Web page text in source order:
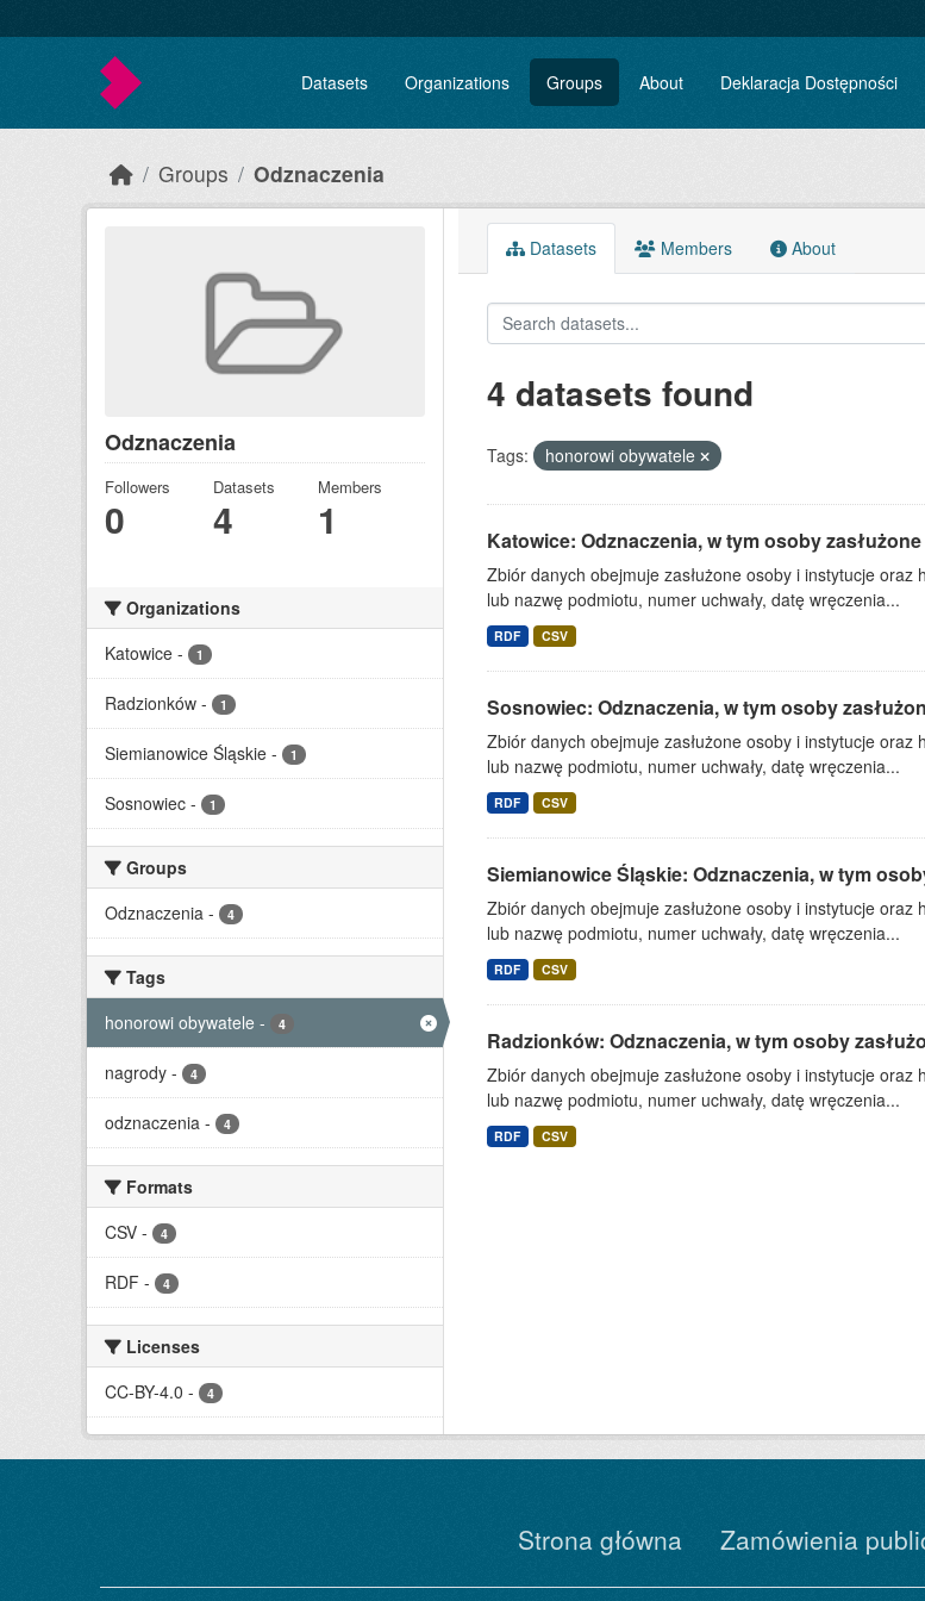
Datasets Organizations Groups About Deklaracja Dostępności
Groups Odznaczenia
Odznaczenia
Followers
0
Datasets
4
Members
1
Organizations
Katowice - 1
Radzionków - 1
Siemianowice Śląskie - 1
Sosnowiec - 1
Groups
Odznaczenia - 4
Tags
honorowi obywatele - 4
nagrody - 4
odznaczenia - 4
Formats
CSV - 4
RDF - 4
Licenses
CC-BY-4.0 - 4
Datasets Members About
4 datasets found
Tags: honorowi obywatele
Katowice: Odznaczenia, w tym osoby
Zbiór danych obejmuje zasłużone osoby i instytucje
lub nazwę podmiotu, numer uchwały, datę wręczenia...
RDF CSV
Sosnowiec: Odznaczenia, w tym osoby
Zbiór danych obejmuje zasłużone osoby i instytucje
lub nazwę podmiotu, numer uchwały, datę wręczenia...
RDF CSV
Siemianowice Śląskie: Odznaczenia, w tym
Zbiór danych obejmuje zasłużone osoby i instytucje
lub nazwę podmiotu, numer uchwały, datę wręczenia...
RDF CSV
Radzionków: Odznaczenia, w tym osoby
Zbiór danych obejmuje zasłużone osoby i instytucje
lub nazwę podmiotu, numer uchwały, datę wręczenia...
RDF CSV
Strona główna Zamówienia